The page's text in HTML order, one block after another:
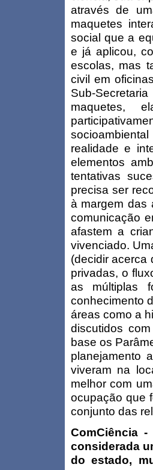
através de
maquetes
social que a
e já aplicou,
escolas, mas
civil em
Sub-
maquetes,
realidade e
elementos
tentativas
precisa ser
à margem das
comunicação
afastem a
vivenciado.
(decidir acerca
privadas, o
as múltiplas
conhecimento
áreas como a
discutidos
base os
planejamento
viveram na
melhor com
ocupação que
conjunto das
ComCiência
considerada
do estado,